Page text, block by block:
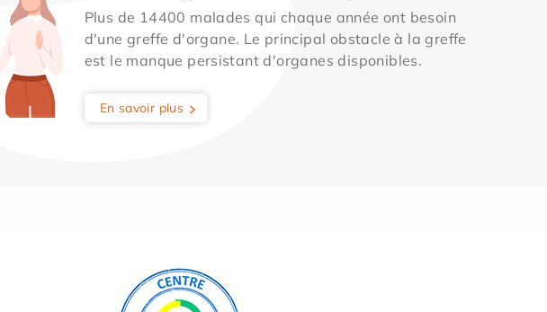
Plus de 14400 malades qui chaque année ont besoin
d'une greffe d'organe. Le principal obstacle à la greffe
est le manque persistant d'organes disponibles.
En savoir plus